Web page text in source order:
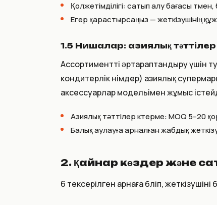
Қолжетімділігі: сатып алу бағасы
Егер қарастырсаңыз — жеткізушінің
1.5 Нишалар: азиялық
Ассортиментті әртараптандыру үшін
кондитерлік өнімдер) азиялық
аксессуарлар модельімен жұмыс
Азиялық тәттілер көтерме: MOQ 5–20
Балық аулауға арналған жабдық
2. Қайнар көздер және
6 тексерілген арнаға бөліп,